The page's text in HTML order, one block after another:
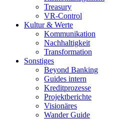
Treasury
VR-Control
Kultur & Werte
Kommunikation
Nachhaltigkeit
Transformation
Sonstiges
Beyond Banking
Guides intern
Kreditprozesse
Projektberichte
Visionäres
Wander Guide